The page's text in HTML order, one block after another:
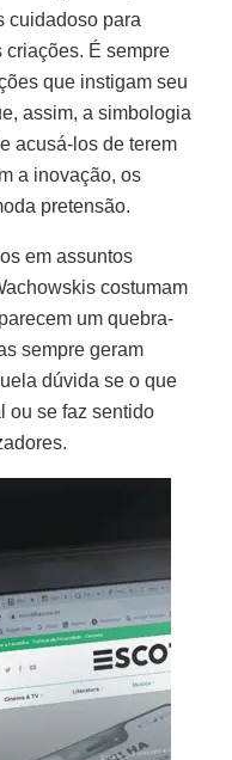
cuidadoso para
criações. É sempre
que instigam seu
assim, a simbologia
acusá-los de terem
a inovação, os
pretensão.
em assuntos
costumam
um quebra-
sempre geram
dúvida se o que
ou se faz sentido